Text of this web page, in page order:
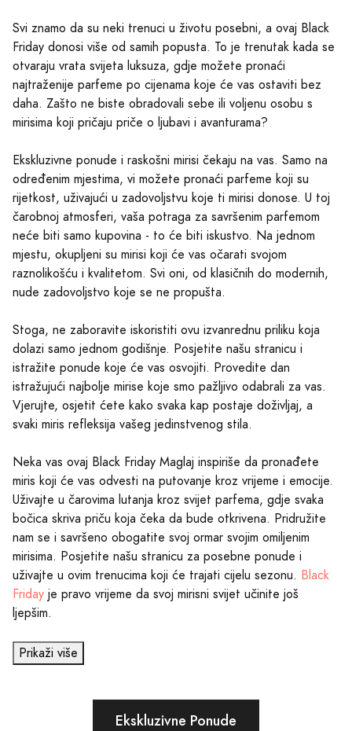
Svi znamo da su neki trenuci u životu posebni, a ovaj Black
Friday donosi više od samih popusta. To je trenutak kada se
otvaraju vrata svijeta luksuza, gdje možete pronaći
najtraženije parfeme po cijenama koje će vas ostaviti bez
daha. Zašto ne biste obradovali sebe ili voljenu osobu s
mirisima koji pričaju priče o ljubavi i avanturama?
Ekskluzivne ponude i raskošni mirisi čekaju na vas. Samo na
određenim mjestima, vi možete pronaći parfeme koji su
rijetkost, uživajući u zadovoljstvu koje ti mirisi donose. U toj
čarobnoj atmosferi, vaša potraga za savršenim parfemom
neće biti samo kupovina - to će biti iskustvo. Na jednom
mjestu, okupljeni su mirisi koji će vas očarati svojom
raznolikošću i kvalitetom. Svi oni, od klasičnih do modernih,
nude zadovoljstvo koje se ne propušta.
Stoga, ne zaboravite iskoristiti ovu izvanrednu priliku koja
dolazi samo jednom godišnje. Posjetite našu stranicu i
istražite ponude koje će vas osvojiti. Provedite dan
istražujući najbolje mirise koje smo pažljivo odabrali za vas.
Vjerujte, osjetit ćete kako svaka kap postaje doživljaj, a
svaki miris refleksija vašeg jedinstvenog stila.
Neka vas ovaj Black Friday Maglaj inspiriše da pronađete
miris koji će vas odvesti na putovanje kroz vrijeme i emocije.
Uživajte u čarovima lutanja kroz svijet parfema, gdje svaka
bočica skriva priču koja čeka da bude otkrivena. Pridružite
nam se i savršeno obogatite svoj ormar svojim omiljenim
mirisima. Posjetite našu stranicu za posebne ponude i
uživajte u ovim trenucima koji će trajati cijelu sezonu. Black
Friday je pravo vrijeme da svoj mirisni svijet učinite još
ljepšim.
Prikaži više
Ekskluzivne Ponude